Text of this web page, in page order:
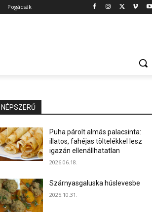
Pogácsák
NÉPSZERŰ
Puha párolt almás palacsinta:
illatos, fahéjas töltelékkel lesz
igazán ellenállhatatlan
2026.06.18.
Szárnyasgaluska húslevesbe
2025.10.31.